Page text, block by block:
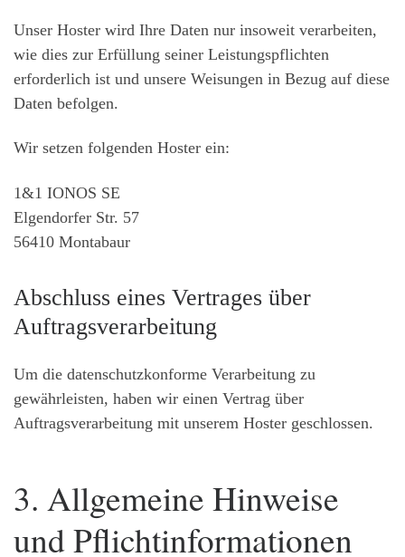
Unser Hoster wird Ihre Daten nur insoweit verarbeiten,
wie dies zur Erfüllung seiner Leistungspflichten
erforderlich ist und unsere Weisungen in Bezug auf diese
Daten befolgen.
Wir setzen folgenden Hoster ein:
1&1 IONOS SE
Elgendorfer Str. 57
56410 Montabaur
Abschluss eines Vertrages über
Auftragsverarbeitung
Um die datenschutzkonforme Verarbeitung zu
gewährleisten, haben wir einen Vertrag über
Auftragsverarbeitung mit unserem Hoster geschlossen.
3. Allgemeine Hinweise
und Pflicht­informationen